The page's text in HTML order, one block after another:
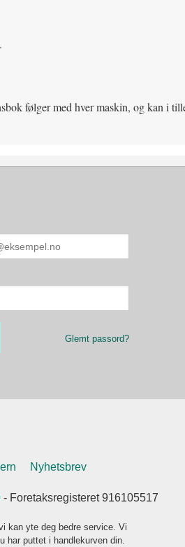
følger med hver maskin, og kan i
Glemt passord?
Nyhetsbrev
- Foretaksregisteret 916105517
kan yte deg bedre service. Vi
har puttet i handlekurven din.